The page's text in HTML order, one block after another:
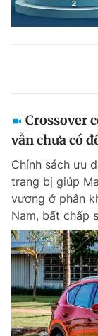
Crossover
vẫn chưa có
Chính sách ưu
trang bị giúp
vương ở phân
Nam, bất chấp